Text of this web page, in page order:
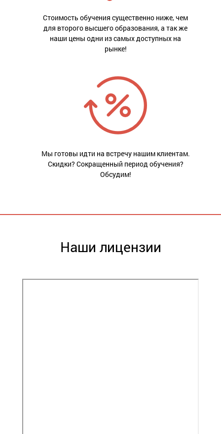
Стоимость обучения существенно ниже, чем
для второго высшего образования, а так же
наши цены одни из самых доступных на
рынке!
Мы готовы идти на встречу нашим клиентам.
Скидки? Сокращенный период обучения?
Обсудим!
Наши лицензии